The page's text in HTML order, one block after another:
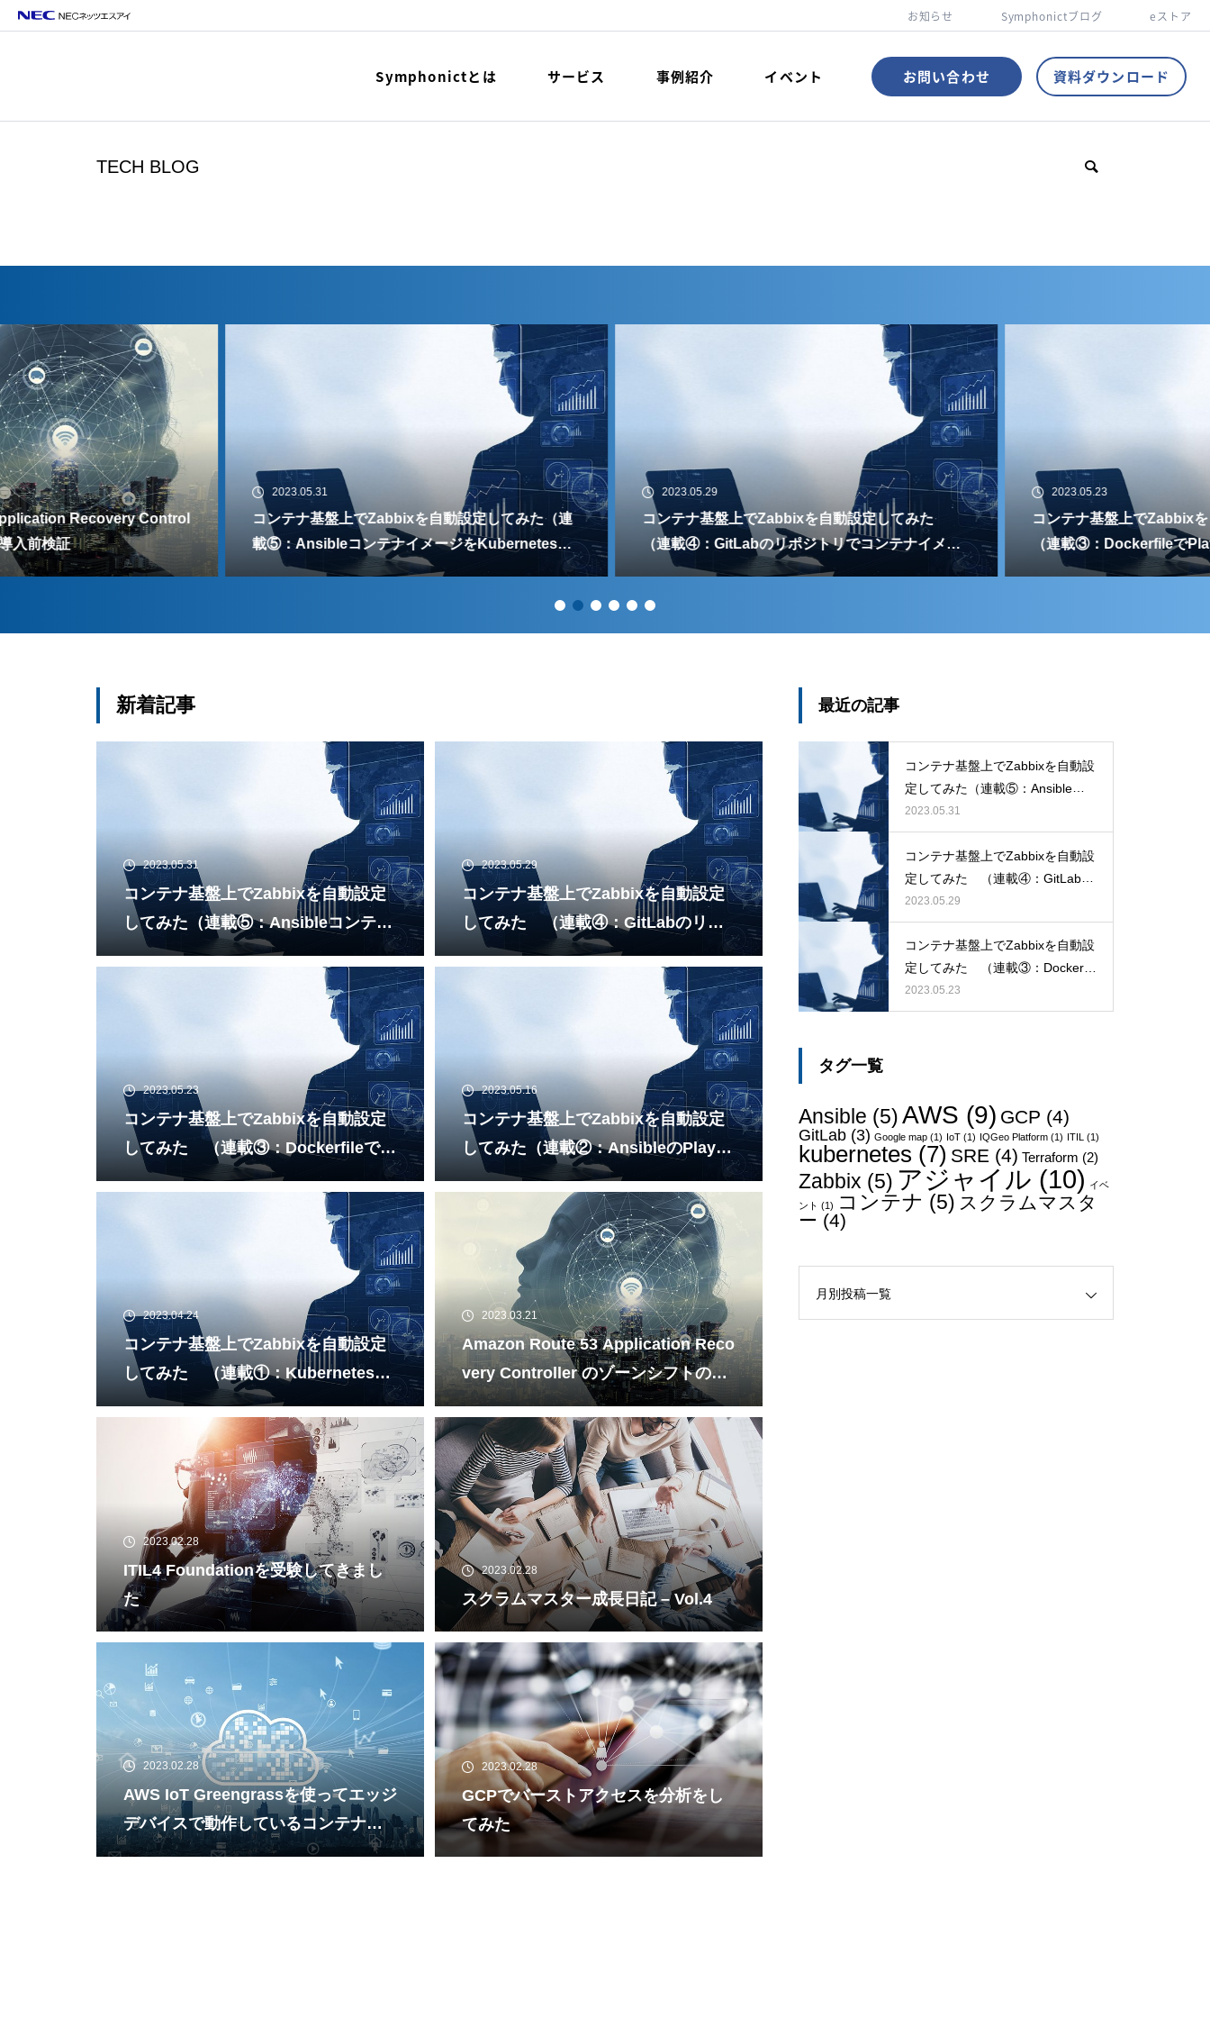
お知らせ Symphonictブログ eストア
Symphonictとは サービス 事例紹介 イベント お問い合わせ 資料ダウンロード
TECH BLOG
2023.05.31
コンテナ基盤上でZabbixを自動設定してみた（連
載⑤：AnsibleコンテナイメージをKubernetes上
にデプロイ）
2023.05.29
コンテナ基盤上でZabbixを自動設定してみた
（連載④：GitLabのリポジトリでコンテナイメー
ジの管理をする)
2023.05.23
コンテナ基盤上でZabbixを自動設定してみた
（連載③：DockerfileでPlaybookが実行可能なコ
ンテナイメージを作る）
新着記事
2023.05.31
コンテナ基盤上でZabbixを自動設定
してみた（連載⑤：Ansibleコンテナ
イメージをKubernetes上にデプロ
2023.05.29
コンテナ基盤上でZabbixを自動設定
してみた （連載④：GitLabのリポ
ジトリでコンテナイメージの管理を
2023.05.23
コンテナ基盤上でZabbixを自動設定
してみた （連載③：DockerfileでPl
aybookが実行可能なコンテナイメー
2023.05.16
コンテナ基盤上でZabbixを自動設定
してみた（連載②：AnsibleのPlaybo
okでZabbixへの登録を自動で行える
2023.04.24
コンテナ基盤上でZabbixを自動設定
してみた （連載①：Kubernetesへ
のZabbix構築）
2023.03.21
Amazon Route 53 Application Reco
very Controller のゾーンシフトの導
入前検証
2023.02.28
ITIL4 Foundationを受験してきまし
た
2023.02.28
スクラムマスター成長日記 – Vol.4
2023.02.28
AWS IoT Greengrassを使ってエッジ
デバイスで動作しているコンテナの
ログを収集する方法
2023.02.28
GCPでバーストアクセスを分析をし
てみた
最近の記事
コンテナ基盤上でZabbixを自動設
定してみた（連載⑤：Ansibleコ
ンテナイメージをKubernetes上に
デプロイ）
2023.05.31
コンテナ基盤上でZabbixを自動設
定してみた （連載④：GitLabの
リポジトリでコンテナイメージの
管理をする)
2023.05.29
コンテナ基盤上でZabbixを自動設
定してみた （連載③：Dockerfil
eでPlaybookが実行可能なコンテ
ナイメージを作る）
2023.05.23
タグ一覧
Ansible (5)AWS (9) GCP (4)
GitLab (3) Google map (1) IoT (1) IQGeo Platform (1) ITIL (1)
kubernetes (7) SRE (4) Terraform (2)
Zabbix (5) アジャイル (10) イベ
ント (1) コンテナ (5) スクラムマスタ
ー (4)
月別投稿一覧